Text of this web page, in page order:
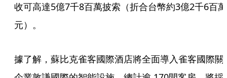
收可高達5億7千8百萬披索（折合台幣約3億2千6百萬
元）。
據了解，蘇比克雀客國際酒店將全面導入雀客國際關